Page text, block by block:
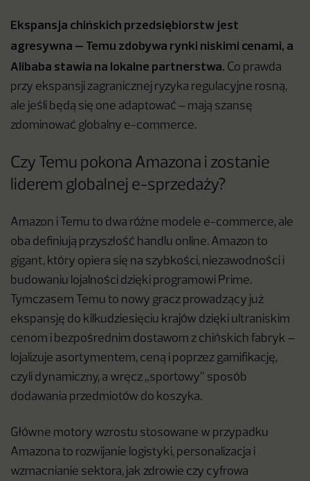
Ekspansja chińskich przedsiębiorstw jest
agresywna – Temu zdobywa rynki niskimi cenami, a
Alibaba stawia na lokalne partnerstwa. Co prawda
przy ekspansji zagranicznej ryzyka regulacyjne rosną,
ale jeśli będą się one adaptować – mają szansę
zdominować globalny e-commerce.
Czy Temu pokona Amazona i zostanie
liderem globalnej e-sprzedaży?
Amazon i Temu to dwa różne modele e-commerce, ale
oba definiują przyszłość handlu online. Amazon to
gigant, który opiera się na szybkości, niezawodności i
budowaniu lojalności dzięki programowi Prime.
Tymczasem Temu to nowy gracz prowadzący już
ekspansję do kilkudziesięciu krajów dzięki ultraniskim
cenom i bezpośrednim dostawom z chińskich fabryk –
lojalizuje asortymentem, ceną i poprzez gamifikację,
czyli dynamiczny, a wręcz „sportowy” sposób
dodawania przedmiotów do koszyka.
Główne motory wzrostu stosowane w przypadku
Amazona to rozwijanie logistyki, personalizacja i
wzmacnianie sektora, jak zdrowie czy cyfrowa